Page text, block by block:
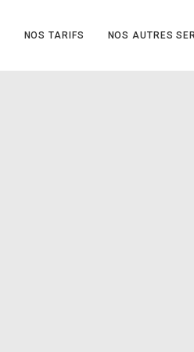
NOS TARIFS NOS AUTRES